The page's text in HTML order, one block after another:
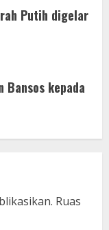
Putih digelar
Bansos kepada
Ruas